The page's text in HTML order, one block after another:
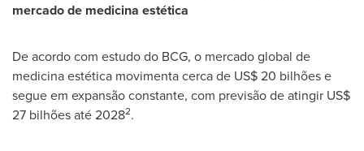
mercado de medicina estética
De acordo com estudo do BCG, o mercado global de
medicina estética movimenta cerca de US$ 20 bilhões e
segue em expansão constante, com previsão de atingir US$
27 bilhões até 20282.